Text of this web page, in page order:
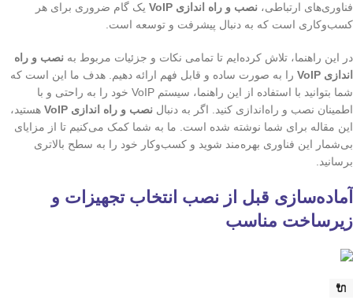
فناوری‌های ارتباطی، نصب و راه اندازی VoIP
یک گام ضروری برای هر
کسب‌وکاری است که به دنبال پیشرفت و توسعه است.
در این راهنما، تلاش کرده‌ایم تا تمامی نکات و جزئیات مربوط به نصب و راه
اندازی VoIP
را به صورت ساده و قابل فهم ارائه دهیم. هدف ما این است که
شما بتوانید با استفاده از این راهنما، سیستم VoIP خود را به راحتی و با
اطمینان نصب و راه‌اندازی کنید. اگر به دنبال نصب و راه اندازی VoIP
هستید،
این مقاله برای شما نوشته شده است. ما به شما کمک می‌کنیم تا از مزایای
بی‌شمار این فناوری بهره‌مند شوید و کسب‌وکار خود را به سطح بالاتری
برسانید.
آماده‌سازی قبل از نصب انتخاب تجهیزات و
زیرساخت مناسب
🔌